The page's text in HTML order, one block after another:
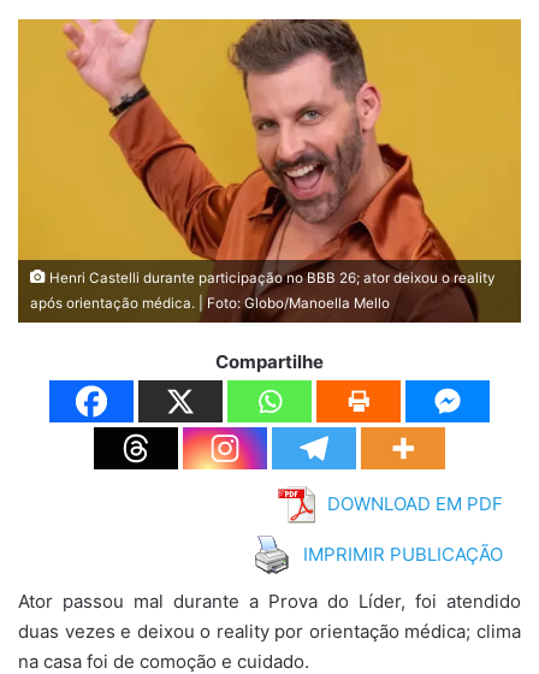
Henri Castelli durante participação no BBB 26; ator deixou o reality
após orientação médica. | Foto: Globo/Manoella Mello
Compartilhe
DOWNLOAD EM PDF
IMPRIMIR PUBLICAÇÃO
Ator passou mal durante a Prova do Líder, foi atendido
duas vezes e deixou o reality por orientação médica; clima
na casa foi de comoção e cuidado.